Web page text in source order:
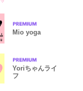
Mio yoga
Yoriちゃんライ
フ